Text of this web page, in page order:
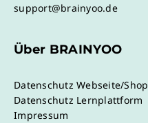
support@brainyoo.de
Über BRAINYOO
Datenschutz Webseite/Shop
Datenschutz Lernplattform
Impressum